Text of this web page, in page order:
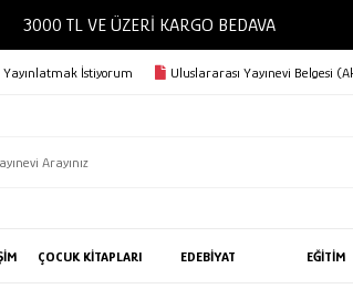
3000 TL VE ÜZERİ KARGO BEDAVA
Yayınlatmak İstiyorum Uluslararası Yayınevi Belgesi
ÇOCUK KİTAPLARI EDEBİYAT EĞİTİM